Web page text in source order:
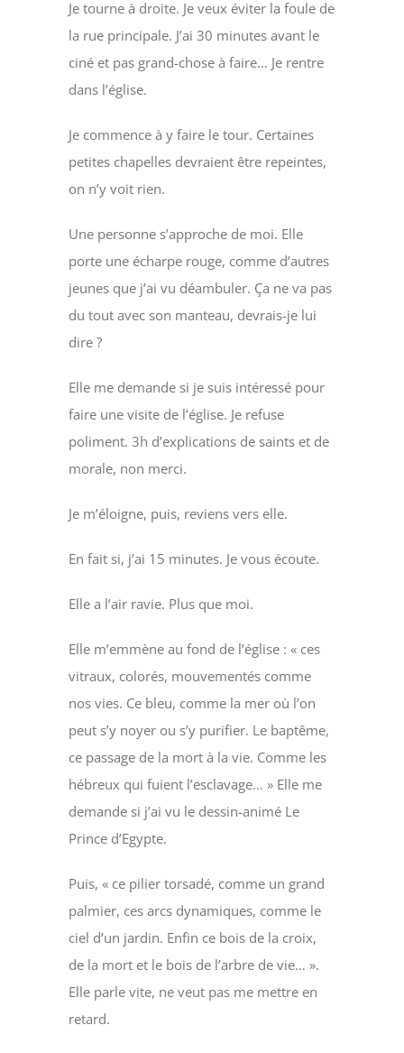
Je tourne à droite. Je veux éviter la foule de
la rue principale. J’ai 30 minutes avant le
ciné et pas grand-chose à faire… Je rentre
dans l’église.
Je commence à y faire le tour. Certaines
petites chapelles devraient être repeintes,
on n’y voit rien.
Une personne s’approche de moi. Elle
porte une écharpe rouge, comme d’autres
jeunes que j’ai vu déambuler. Ça ne va pas
du tout avec son manteau, devrais-je lui
dire ?
Elle me demande si je suis intéressé pour
faire une visite de l’église. Je refuse
poliment. 3h d’explications de saints et de
morale, non merci.
Je m’éloigne, puis, reviens vers elle.
En fait si, j’ai 15 minutes. Je vous écoute.
Elle a l’air ravie. Plus que moi.
Elle m’emmène au fond de l’église : « ces
vitraux, colorés, mouvementés comme
nos vies. Ce bleu, comme la mer où l’on
peut s’y noyer ou s’y purifier. Le baptême,
ce passage de la mort à la vie. Comme les
hébreux qui fuient l’esclavage… » Elle me
demande si j’ai vu le dessin-animé Le
Prince d’Egypte.
Puis, « ce pilier torsadé, comme un grand
palmier, ces arcs dynamiques, comme le
ciel d’un jardin. Enfin ce bois de la croix,
de la mort et le bois de l’arbre de vie… ».
Elle parle vite, ne veut pas me mettre en
retard.